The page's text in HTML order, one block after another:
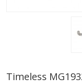
Timeless